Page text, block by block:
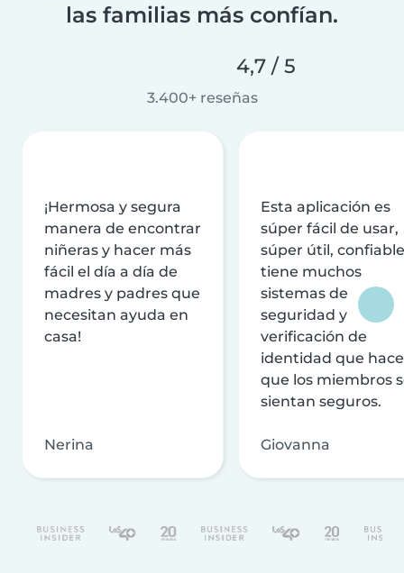
las familias más confían.
4,7 / 5
3.400+ reseñas
¡Hermosa y segura
manera de encontrar
niñeras y hacer más
fácil el día a día de
madres y padres que
necesitan ayuda en
casa!
Nerina
Esta aplicación es
súper fácil de usar,
súper útil,
tiene muchos
sistemas de
seguridad y
verificación de
identidad que
que los miembros
sientan seguros.
Giovanna